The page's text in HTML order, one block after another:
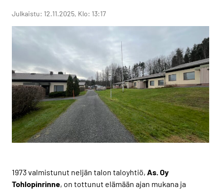
Julkaistu: 12.11.2025, Klo: 13:17
1973 valmistunut neljän talon taloyhtiö, As. Oy
Tohlopinrinne, on tottunut elämään ajan mukana ja